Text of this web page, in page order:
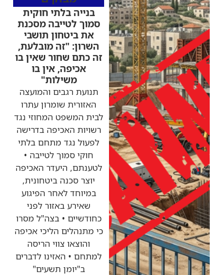
בנייה בלתי חוקית
סמוך לטייבה מסכנת
את ביטחון תושבי
השרון: "זה מובלעת,
זה כתם שחור שאין בו
אכיפה, אין בו
משילות"
תנועת רגבים והמועצה
האזורית שומרון עתרו
לבית המשפט המחוזי נגד
רשויות האכיפה בדרישה
לפעול נגד מתחם בלתי
חוקי סמוך לטייבה •
לטענתם, היעדר האכיפה
יוצר סכנה ביטחונית,
במיוחד לאחר הפיגוע
שאירע באזור לפני
כחודשיים • בצה"ל מסרו
כי מתנהלים הליכי אכיפה
והוצאו צווי הריסה
למתחם • האזינו לדברים
ב"יומן תשעים"